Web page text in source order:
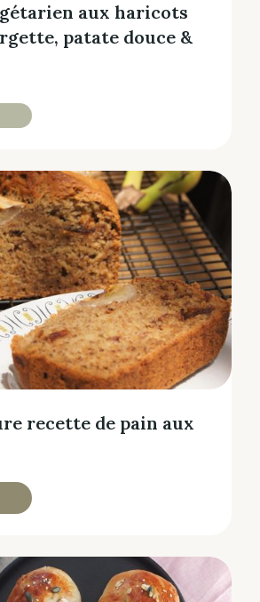
aux haricots
patate douce &
recette de pain aux